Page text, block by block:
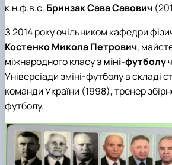
к.н.ф.в.с. Бринзак Сава Савович
З 2014 року очільником кафедри
Костенко Микола Петрович,
міжнародного класу зміні-футболу
Універсіади зміні-футболу в складі
команди України (1998), тренер
футболу.